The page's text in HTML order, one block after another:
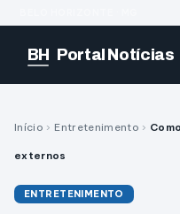
BH Portal Notícias
Início › Entretenimento ›
externos
ENTRETENIMENTO